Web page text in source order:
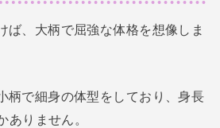
ば、大柄で屈強な体格を想像しま
柄で細身の体型をしており、身長
ありません。